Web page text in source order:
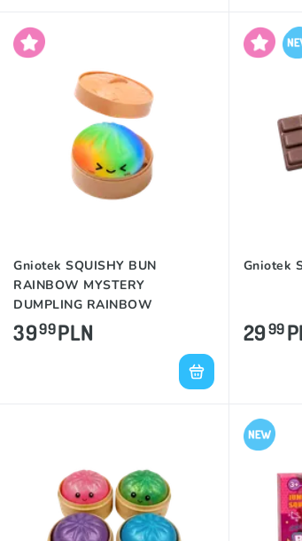
Gniotek SQUISHY BUN
RAINBOW MYSTERY
DUMPLING RAINBOW
3999PLN
Gniotek
2999